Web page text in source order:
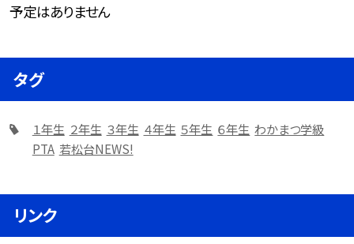
予定はありません
タグ
１年生 ２年生 ３年生 ４年生 ５年生 ６年生 わかまつ学級
PTA 若松台NEWS!
リンク